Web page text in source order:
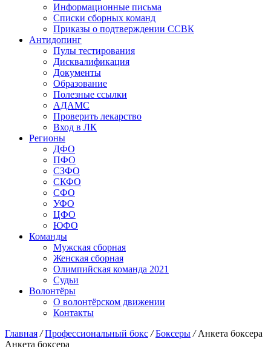
Информационные письма
Списки сборных команд
Приказы о подтверждении ССВК
Антидопинг
Пулы тестирования
Дисквалификация
Документы
Образование
Полезные ссылки
АДАМС
Проверить лекарство
Вход в ЛК
Регионы
ДФО
ПФО
СЗФО
СКФО
СФО
УФО
ЦФО
ЮФО
Команды
Мужская сборная
Женская сборная
Олимпийская команда 2021
Судьи
Волонтёры
О волонтёрском движении
Контакты
Главная / Профессиональный бокс / Боксеры /Анкета боксера
Анкета боксера